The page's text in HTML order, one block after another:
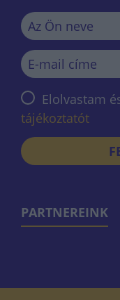
Elolvastam
tájékoztatót
PARTNEREINK